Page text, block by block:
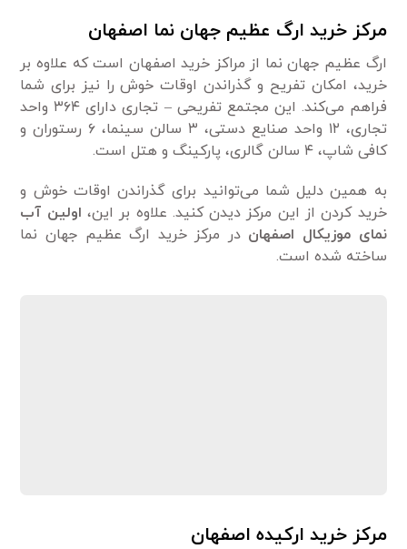
مرکز خرید ارگ عظیم جهان نما اصفهان
ارگ عظیم جهان نما از مراکز خرید اصفهان است که علاوه بر
خرید، امکان تفریح و گذراندن اوقات خوش را نیز برای شما
فراهم می‌کند. این مجتمع تفریحی – تجاری دارای ۳۶۴ واحد
تجاری، ۱۲ واحد صنایع دستی، ۳ سالن سینما، ۶ رستوران و
کافی شاپ، ۴ سالن گالری، پارکینگ و هتل است.
به همین دلیل شما می‌توانید برای گذراندن اوقات خوش و
خرید کردن از این مرکز دیدن کنید. علاوه بر این، اولین آب
نمای موزیکال اصفهان در مرکز خرید ارگ عظیم جهان نما
ساخته شده است.
مرکز خرید ارکیده اصفهان